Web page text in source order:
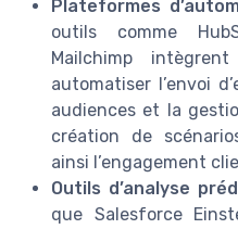
Plateformes
outils comme
Mailchimp
automatiser l’envoi
audiences et la
création de
ainsi l’engagement
Outils d’analyse
que Salesforce